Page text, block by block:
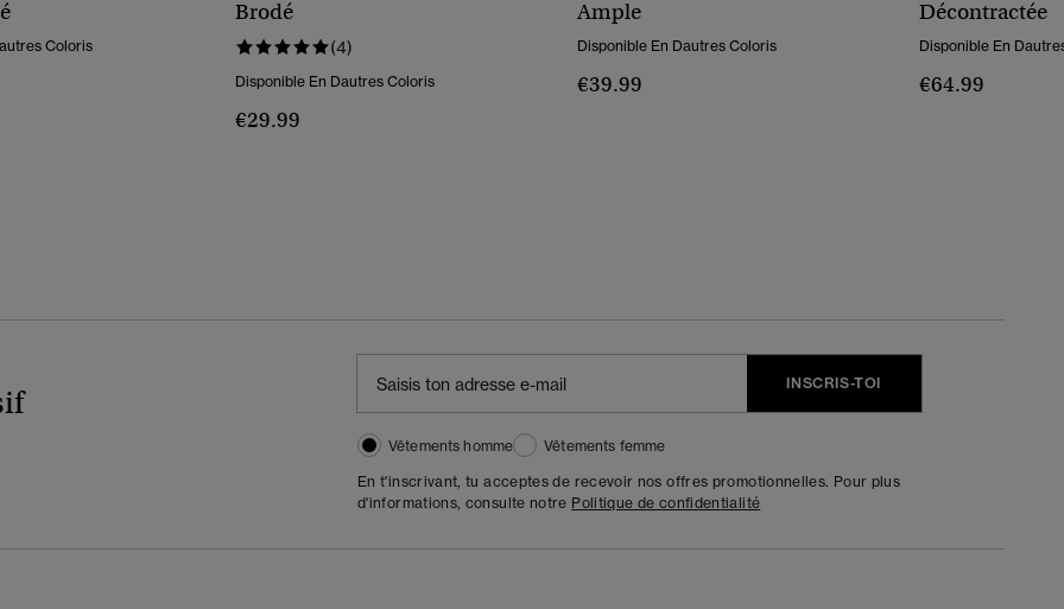
Coloris
Brodé
(4)
Disponible En Dautres Coloris
€29.99
Ample
Disponible En Dautres Coloris
€39.99
Décontractée
Disponible En
€64.99
INSCRIS-TOI
Vêtements homme
Vêtements femme
En t'inscrivant, tu acceptes de recevoir nos offres promotionnelles. Pour plus
d'informations, consulte notre Politique de confidentialité